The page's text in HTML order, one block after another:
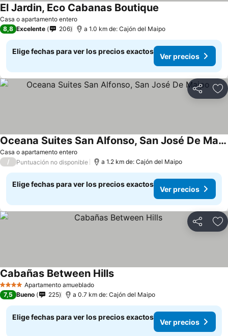
Casa o apartamento entero
El Jardin, Eco Cabanas Boutique
8,8 Excelente 206 a 1.0 km de: Cajón del Maipo
Elige fechas para ver los precios exactos
Ver precios
Compartir
Casa o apartamento entero
Oceana Suites San Alfonso, San José De Maipo
/ Puntuación no disponible a 1.2 km de: Cajón del Maipo
Elige fechas para ver los precios exactos
Ver precios
Compartir
4 EstrellasApartamento amueblado
Cabañas Between Hills
7,5 Bueno 225 a 0.7 km de: Cajón del Maipo
Elige fechas para ver los precios exactos
Ver precios